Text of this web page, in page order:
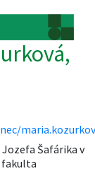
Jozefa Šafárika v
fakulta